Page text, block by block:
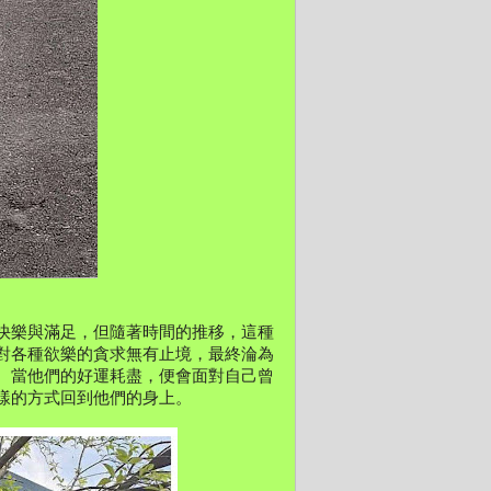
樂與滿足，但隨著時間的推移，這種
各種欲樂的貪求無有止境，最終淪為
當他們的好運耗盡，便會面對自己曾
方式回到他們的身上。